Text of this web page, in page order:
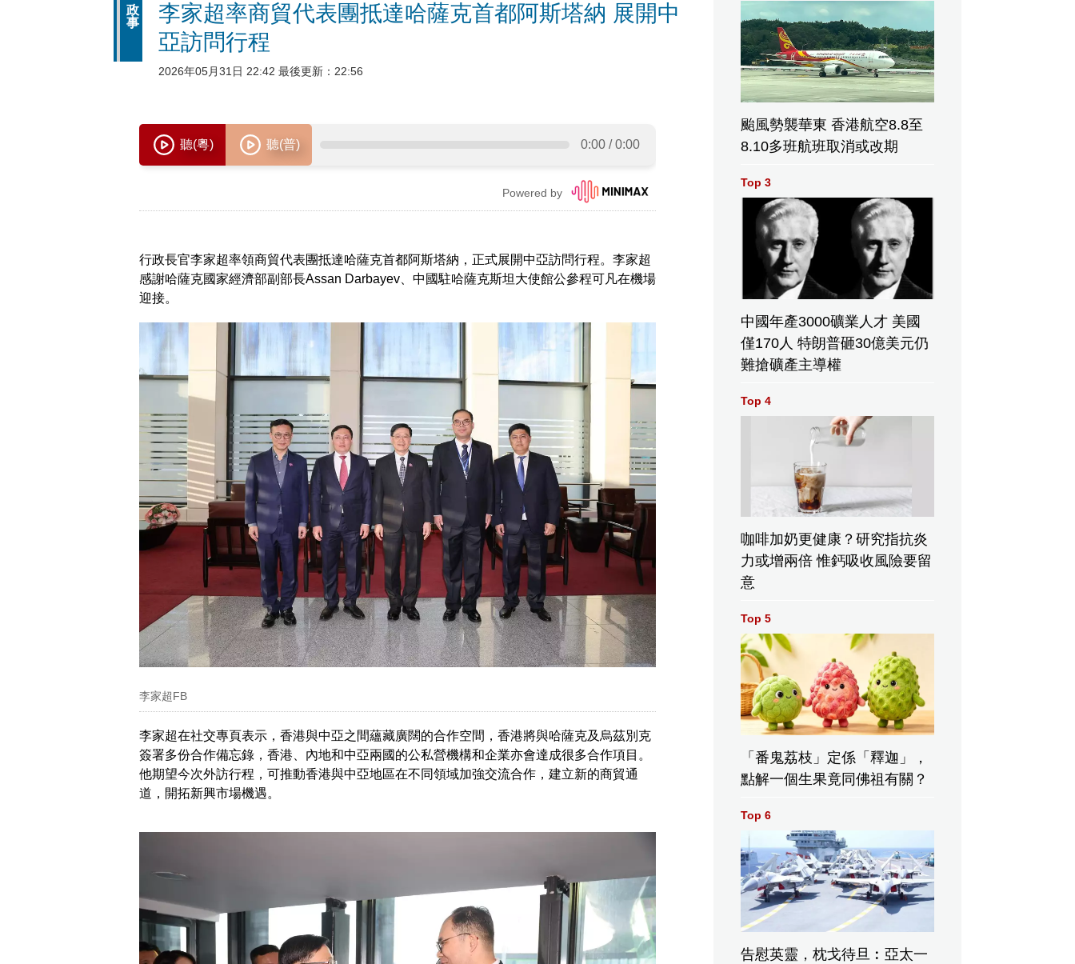
政
事
李家超率商貿代表團抵達哈薩克首都阿斯塔納 展開中
亞訪問行程
2026年05月31日 22:42 最後更新：22:56
行政長官李家超率領商貿代表團抵達哈薩克首都阿斯塔納，正式展開中亞訪問行程。李家超
感謝哈薩克國家經濟部副部長Assan Darbayev、中國駐哈薩克斯坦大使館公參程可凡在機場
迎接。
李家超FB
李家超在社交專頁表示，香港與中亞之間蘊藏廣闊的合作空間，香港將與哈薩克及烏茲別克
簽署多份合作備忘錄，香港、內地和中亞兩國的公私營機構和企業亦會達成很多合作項目。
他期望今次外訪行程，可推動香港與中亞地區在不同領域加強交流合作，建立新的商貿通
道，開拓新興市場機遇。
颱風勢襲華東 香港航空8.8至
8.10多班航班取消或改期
Top 3
中國年產3000礦業人才 美國
僅170人 特朗普砸30億美元仍
難搶礦產主導權
Top 4
咖啡加奶更健康？研究指抗炎
力或增兩倍 惟鈣吸收風險要留
意
Top 5
「番鬼荔枝」定係「釋迦」，
點解一個生果竟同佛祖有關？
Top 6
告慰英靈，枕戈待旦︰亞太一